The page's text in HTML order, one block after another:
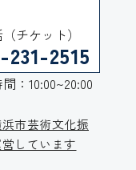
チケット）
231-2515
：10:00~20:00
浜市芸術文化振
しています